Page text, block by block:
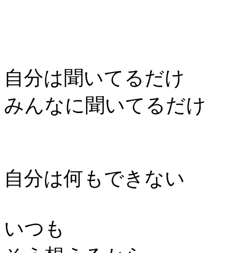
自分は聞いてるだけ
みんなに聞いてるだけ
自分は何もできない
いつも